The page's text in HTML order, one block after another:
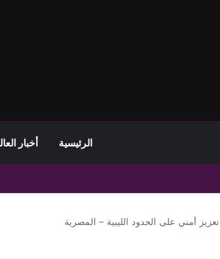
الرئيسية أخبار
تعزيز أمني على الحدود الليبية – المصرية